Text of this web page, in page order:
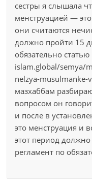
сестры я слышала
менструацией —
они считаются
должно пройти 15
обязательно статью
islam.global/semya/
nelzya-musulmanke-
мазхаббам
вопросом он
и после в
это менструация и
этот период должно
регламент по